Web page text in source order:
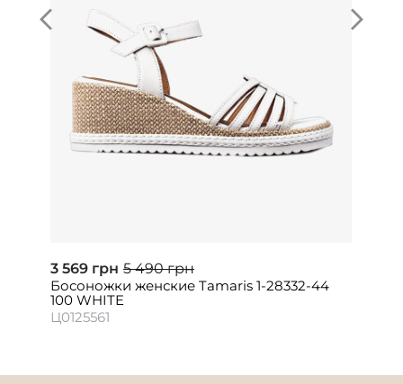
3 569 грн 5 490 грн
Босоножки женские Tamaris 1-28332-44
100 WHITE
Ц0125561